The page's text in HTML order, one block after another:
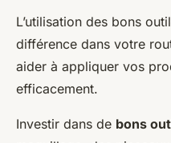
L’utilisation des bons
différence dans votre
aider à appliquer vos
efficacement.
Investir dans de bons